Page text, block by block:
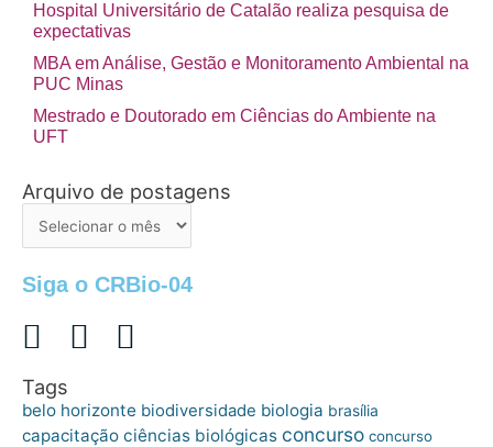
Hospital Universitário de Catalão realiza pesquisa de
expectativas
MBA em Análise, Gestão e Monitoramento Ambiental na
PUC Minas
Mestrado e Doutorado em Ciências do Ambiente na
UFT
Arquivo de postagens
Arquivo
Siga o CRBio-04
Tags
belo horizonte biodiversidade biologia brasília
capacitação ciências biológicas concurso concurso